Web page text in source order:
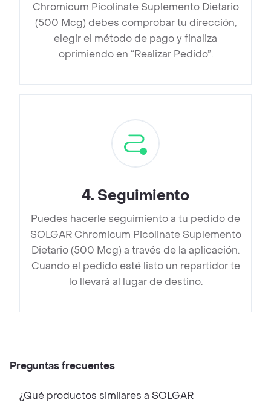
Chromicum Picolinate Suplemento Dietario
(500 Mcg) debes comprobar tu dirección,
elegir el método de pago y finaliza
oprimiendo en “Realizar Pedido”.
4. Seguimiento
Puedes hacerle seguimiento a tu pedido de
SOLGAR Chromicum Picolinate Suplemento
Dietario (500 Mcg) a través de la aplicación.
Cuando el pedido esté listo un repartidor te
lo llevará al lugar de destino.
Preguntas frecuentes
¿Qué productos similares a SOLGAR